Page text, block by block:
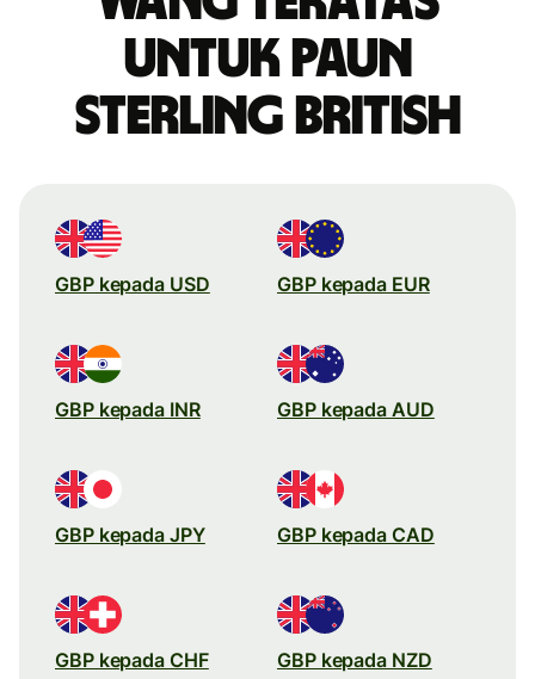
untuk paun
sterling British
GBP kepada USD GBP kepada EUR
GBP kepada INR GBP kepada AUD
GBP kepada JPY GBP kepada CAD
GBP kepada CHF GBP kepada NZD